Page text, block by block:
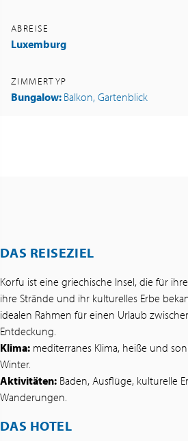
ABREISE
Luxemburg
ZIMMERTYP
Bungalow: Balkon, Gartenblick
DAS REISEZIEL
Korfu ist eine griechische Insel, die für
ihre Strände und ihr kulturelles Erbe
idealen Rahmen für einen Urlaub
Entdeckung.
Klima: mediterranes Klima, heiße und
Winter.
Aktivitäten: Baden, Ausflüge, kulturelle
Wanderungen.
DAS HOTEL